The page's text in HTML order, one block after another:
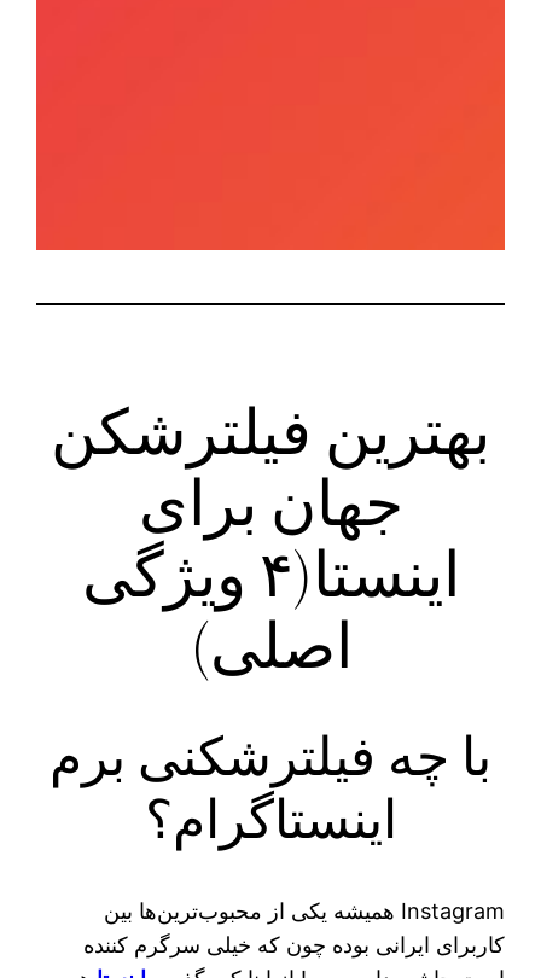
بهترین فیلترشکن
جهان برای
اینستا(۴ ویژگی
اصلی)
با چه فیلترشکنی برم
اینستاگرام؟
Instagram همیشه یکی از محبوب‌ترین‌ها بین
کاربرای ایرانی بوده چون که خیلی سرگرم کننده